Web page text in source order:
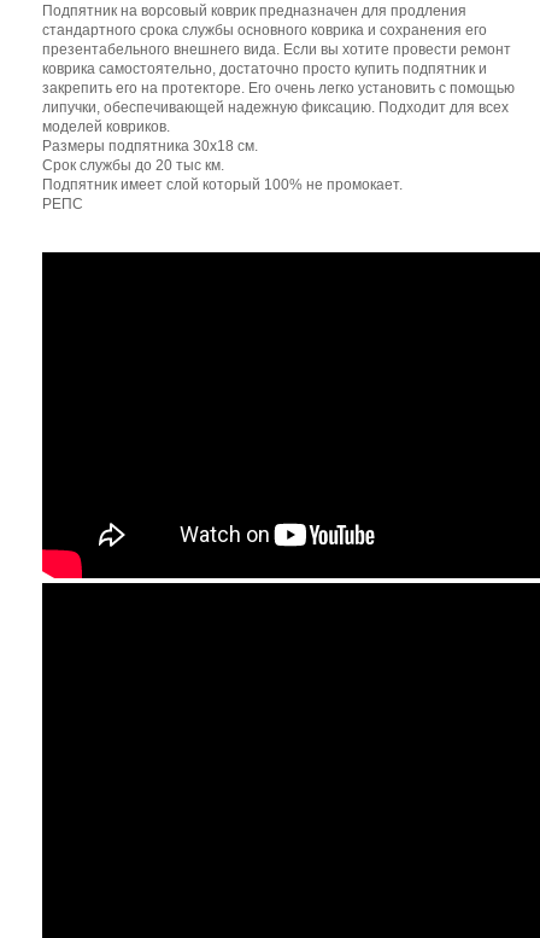
Подпятник на ворсовый коврик предназначен для продления
стандартного срока службы основного коврика и сохранения его
презентабельного внешнего вида. Если вы хотите провести ремонт
коврика самостоятельно, достаточно просто купить подпятник и
закрепить его на протекторе. Его очень легко установить с помощью
липучки, обеспечивающей надежную фиксацию. Подходит для всех
моделей ковриков.
Размеры подпятника 30х18 см.
Срок службы до 20 тыс км.
Подпятник имеет слой который 100% не промокает.
РЕПС